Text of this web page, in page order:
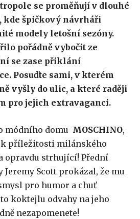
se proměňují v dlouhé
kde špičkový návrháři
modely letošní sezóny.
pořádně vybočit ze
se zase přiklání
Posuďte sami, v kterém
vyšly do ulic, a které raději
pro jejich extravaganci.
módního domu MOSCHINO,
k příležitosti milánského
opravdu strhující! Přední
Jeremy Scott prokázal, že mu
pro humor a chuť
koktejlu odvahy na jeho
nezapomenete!